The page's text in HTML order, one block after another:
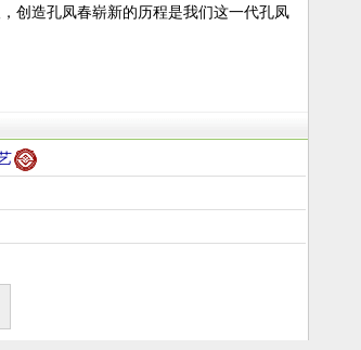
创造孔凤春崭新的历程是我们这一代孔凤